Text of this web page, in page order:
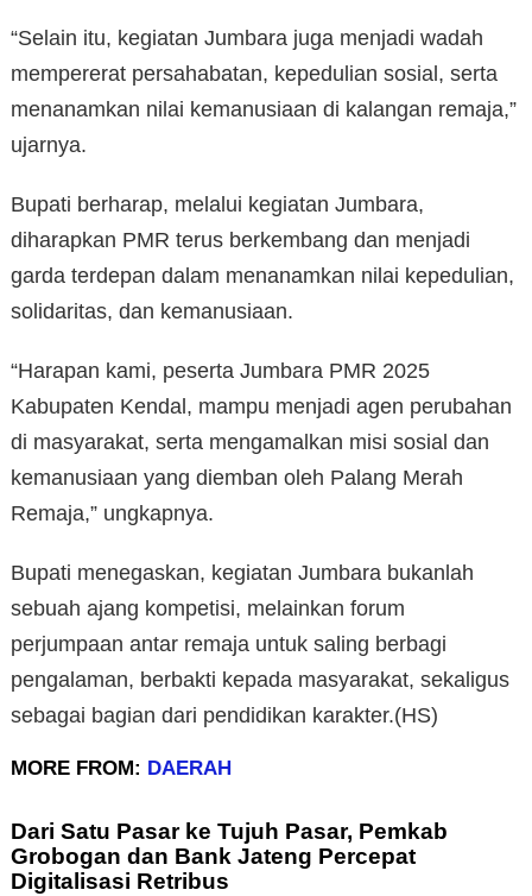
“Selain itu, kegiatan Jumbara juga menjadi wadah
mempererat persahabatan, kepedulian sosial, serta
menanamkan nilai kemanusiaan di kalangan remaja,”
ujarnya.
Bupati berharap, melalui kegiatan Jumbara,
diharapkan PMR terus berkembang dan menjadi
garda terdepan dalam menanamkan nilai kepedulian,
solidaritas, dan kemanusiaan.
“Harapan kami, peserta Jumbara PMR 2025
Kabupaten Kendal, mampu menjadi agen perubahan
di masyarakat, serta mengamalkan misi sosial dan
kemanusiaan yang diemban oleh Palang Merah
Remaja,” ungkapnya.
Bupati menegaskan, kegiatan Jumbara bukanlah
sebuah ajang kompetisi, melainkan forum
perjumpaan antar remaja untuk saling berbagi
pengalaman, berbakti kepada masyarakat, sekaligus
sebagai bagian dari pendidikan karakter.(HS)
MORE FROM: DAERAH
Dari Satu Pasar ke Tujuh Pasar, Pemkab
Grobogan dan Bank Jateng Percepat
Digitalisasi Retribus